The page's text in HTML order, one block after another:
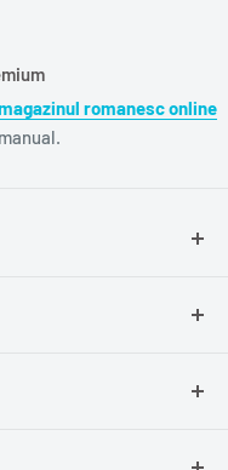
romanesc online